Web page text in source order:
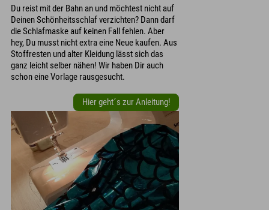
Du reist mit der Bahn an und möchtest nicht auf
Deinen Schönheitsschlaf verzichten? Dann darf
die Schlafmaske auf keinen Fall fehlen. Aber
hey, Du musst nicht extra eine Neue kaufen. Aus
Stoffresten und alter Kleidung lässt sich das
ganz leicht selber nähen! Wir haben Dir auch
schon eine Vorlage rausgesucht.
Hier geht´s zur Anleitung!